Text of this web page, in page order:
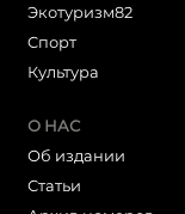
Экотуризм82
Cпорт
Культура
О НАС
Об издании
Статьи